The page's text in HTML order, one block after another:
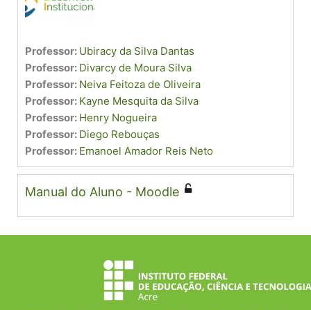
Professor: Ubiracy da Silva Dantas
Professor: Divarcy de Moura Silva
Professor: Neiva Feitoza de Oliveira
Professor: Kayne Mesquita da Silva
Professor: Henry Nogueira
Professor: Diego Rebouças
Professor: Emanoel Amador Reis Neto
Manual do Aluno - Moodle